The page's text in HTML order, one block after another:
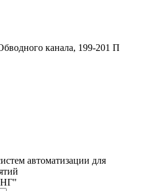
канала, 199-201 П
автоматизации для